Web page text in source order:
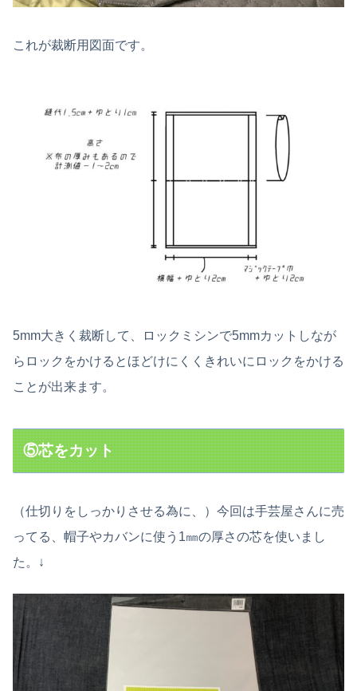
これが裁断用図面です。
5mm大きく裁断して、ロックミシンで5mmカットしなが
らロックをかけるとほどけにくくきれいにロックをかける
ことが出来ます。
⑤芯をカット
（仕切りをしっかりさせる為に、）今回は手芸屋さんに売
ってる、帽子やカバンに使う1㎜の厚さの芯を使いまし
た。↓